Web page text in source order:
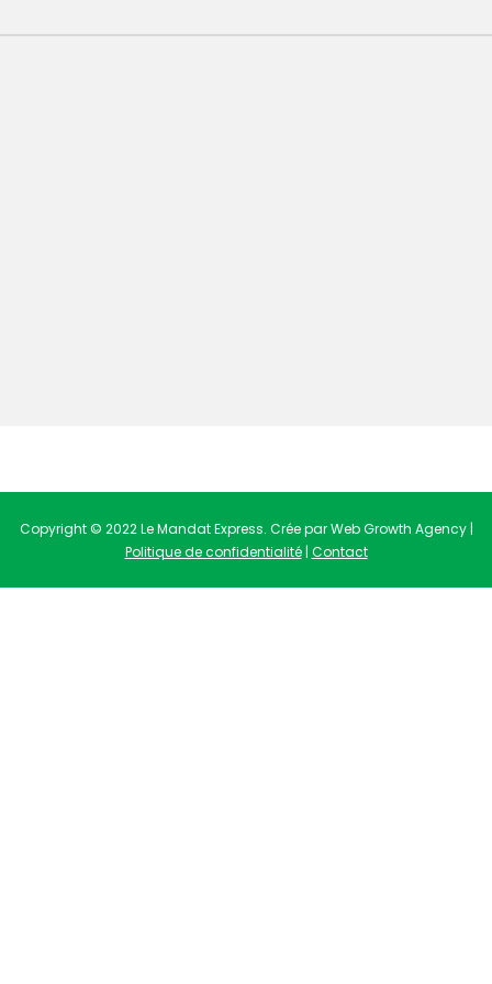
Copyright © 2022 Le Mandat Express. Crée par Web Growth Agency |
Politique de confidentialité| Contact